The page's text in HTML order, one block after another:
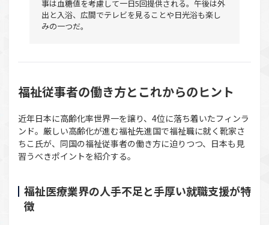
事は血糖値を考慮して一日5回提供される。午後は外
出と入浴、広間でテレビを見ることや日光浴も楽し
みの一つだ。
福祉従事者の働き方とこれからのヒント
近年日本に高齢化率世界一を譲り、4位に落ち着いたフィンラ
ンド。厳しい高齢化が進む福祉先進国で福祉職に就く靴家さ
ちこ氏が、同国の福祉従事者の働き方に迫りつつ、日本も見
習うべきポイントを紹介する。
福祉医療業界の人手不足と手厚い就職支援が特
徴